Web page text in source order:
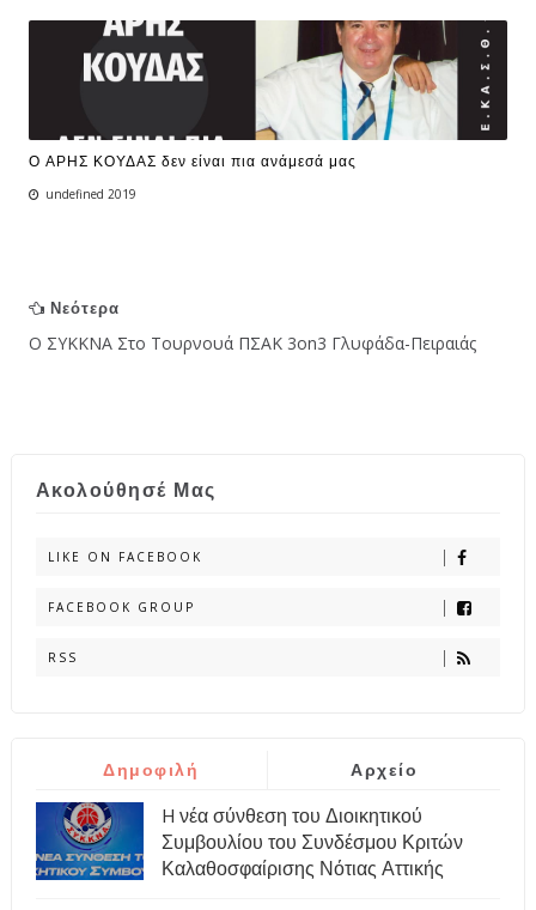
Ο ΑΡΗΣ ΚΟΥΔΑΣ δεν είναι πια ανάμεσά μας
undefined 2019
Νεότερα
O ΣΥΚΚΝΑ Στο Τουρνουά ΠΣΑΚ 3on3 Γλυφάδα-Πειραιάς
Ακολούθησέ Μας
LIKE ON FACEBOOK
FACEBOOK GROUP
RSS
Δημοφιλή Αρχείο
H νέα σύνθεση του Διοικητικού
Συμβουλίου του Συνδέσμου Κριτών
Καλαθοσφαίρισης Νότιας Αττικής